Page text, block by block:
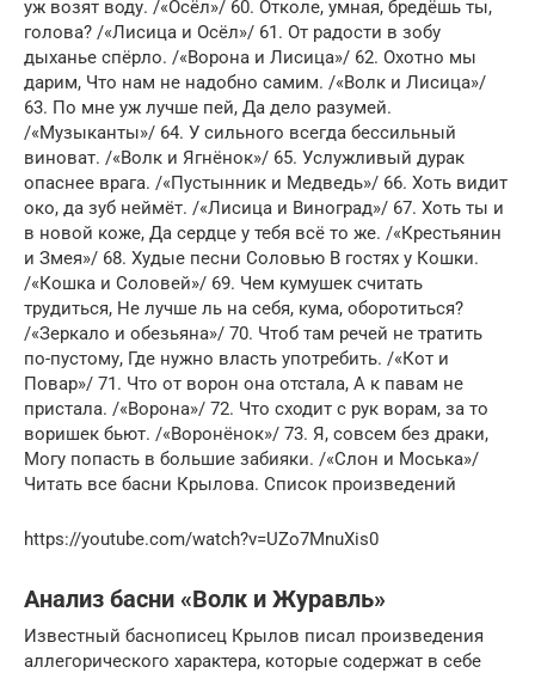
уж возят воду. /«Осёл»/ 60. Отколе, умная, бредёшь ты,
голова? /«Лисица и Осёл»/ 61. От радости в зобу
дыханье спёрло. /«Ворона и Лисица»/ 62. Охотно мы
дарим, Что нам не надобно самим. /«Волк и Лисица»/
63. По мне уж лучше пей, Да дело разумей.
/«Музыканты»/ 64. У сильного всегда бессильный
виноват. /«Волк и Ягнёнок»/ 65. Услужливый дурак
опаснее врага. /«Пустынник и Медведь»/ 66. Хоть видит
око, да зуб неймёт. /«Лисица и Виноград»/ 67. Хоть ты и
в новой коже, Да сердце у тебя всё то же. /«Крестьянин
и Змея»/ 68. Худые песни Соловью В гостях у Кошки.
/«Кошка и Соловей»/ 69. Чем кумушек считать
трудиться, Не лучше ль на себя, кума, оборотиться?
/«Зеркало и обезьяна»/ 70. Чтоб там речей не тратить
по-пустому, Где нужно власть употребить. /«Кот и
Повар»/ 71. Что от ворон она отстала, А к павам не
пристала. /«Ворона»/ 72. Что сходит с рук ворам, за то
воришек бьют. /«Воронёнок»/ 73. Я, совсем без драки,
Могу попасть в большие забияки. /«Слон и Моська»/
Читать все басни Крылова. Список произведений
https://youtube.com/watch?v=UZo7MnuXis0
Анализ басни «Волк и Журавль»
Известный баснописец Крылов писал произведения
аллегорического характера, которые содержат в себе